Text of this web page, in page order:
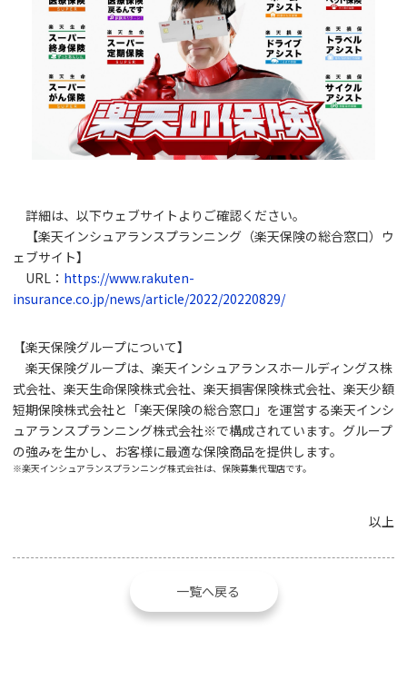
詳細は、以下ウェブサイトよりご確認ください。
【楽天インシュアランスプランニング（楽天保険の総合窓口）ウ
ェブサイト】
URL： https://www.rakuten-
insurance.co.jp/news/article/2022/20220829/
【楽天保険グループについて】
楽天保険グループは、楽天インシュアランスホールディングス株
式会社、楽天生命保険株式会社、楽天損害保険株式会社、楽天少額
短期保険株式会社と「楽天保険の総合窓口」を運営する楽天インシ
ュアランスプランニング株式会社※で構成されています。グループ
の強みを生かし、お客様に最適な保険商品を提供します。
※楽天インシュアランスプランニング株式会社は、保険募集代理店です。
以上
一覧へ戻る